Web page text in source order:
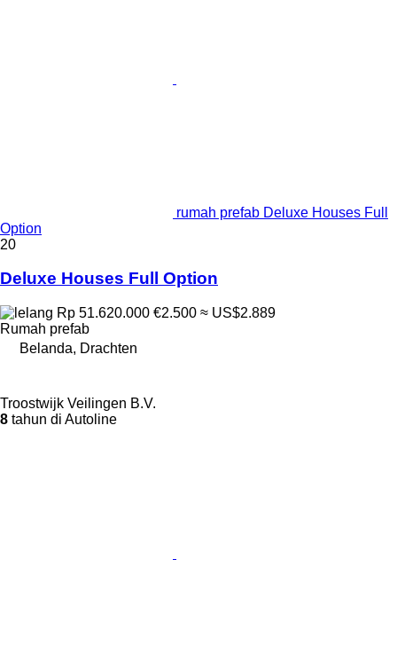
rumah prefab Deluxe Houses Full
Option
20
Deluxe Houses Full Option
Rp 51.620.000 €2.500 ≈ US$2.889
Rumah prefab
Belanda, Drachten
Troostwijk Veilingen B.V.
8 tahun di Autoline